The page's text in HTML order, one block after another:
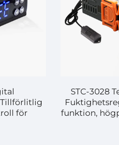
för
STC-3028
funktion,